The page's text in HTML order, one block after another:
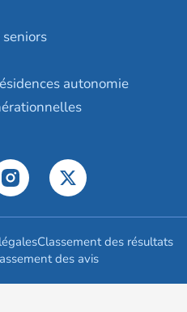
autonomie
Classement des résultats
des avis